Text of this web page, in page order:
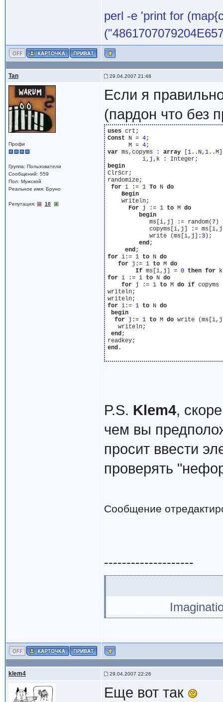
perl -e 'print for
Tan 29.04.2007 21:48
Профи
Группа: Пользователи
Сообщений: 559
Пол: Мужской
Реальное имя: Бруно
Репутация: 10
Если я
(пардон что без
uses
Const N = 4;
      M =
4
var ms,copyms : array [ 1..N, 1
begin
ClrScr;
randomize;
for i := 1 To N do
Begin
    writeln;
For j := 1 to M do
begin
            ms[i,j] := random(
7)
copyms[i,j] :=
            write (ms[i,j]:
3);
end;
end
for i:= 1 to N do
for j:= 1 to M do
If ms[i,j] = 0 then for k
for i := 1 to N do
for j := 1 to M do if
writeln;
for i:= 1 to N do
begin
for j:= 1 to M do write
   writeln;
end;
end.
P.S. Klem4,
чем вы
просит ввести
проверять
Сообщение
--------------------
klem4 29.04.2007 22:26
Еще вот так